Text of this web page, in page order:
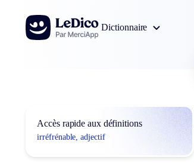
Aller au contenu
Dictionnaire
Accès rapide aux définitions
irréfrénable, adjectif